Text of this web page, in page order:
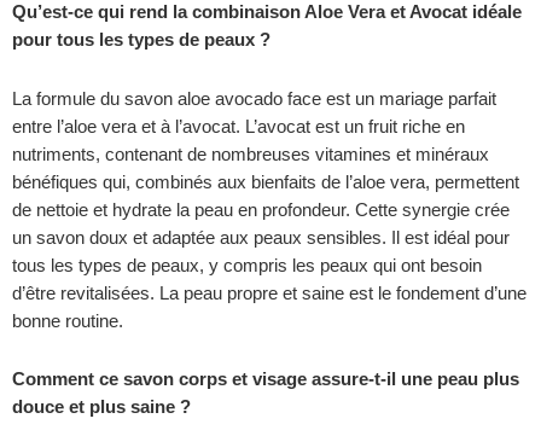
Qu’est-ce qui rend la combinaison Aloe Vera et Avocat idéale
pour tous les types de peaux ?
La formule du savon aloe avocado face est un mariage parfait
entre l’aloe vera et à l’avocat. L’avocat est un fruit riche en
nutriments, contenant de nombreuses vitamines et minéraux
bénéfiques qui, combinés aux bienfaits de l’aloe vera, permettent
de nettoie et hydrate la peau en profondeur. Cette synergie crée
un savon doux et adaptée aux peaux sensibles. Il est idéal pour
tous les types de peaux, y compris les peaux qui ont besoin
d’être revitalisées. La peau propre et saine est le fondement d’une
bonne routine.
Comment ce savon corps et visage assure-t-il une peau plus
douce et plus saine ?